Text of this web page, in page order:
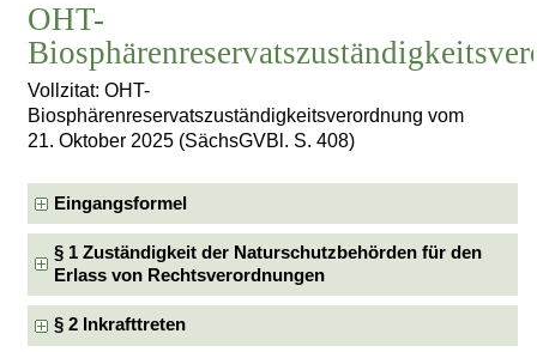
OHT-
Vollzitat: OHT-
Biosphärenreservatszuständigkeitsverordnung vom
21. Oktober 2025 (SächsGVBl. S. 408)
Eingangsformel
§ 1 Zuständigkeit der Naturschutzbehörden für den
Erlass von Rechtsverordnungen
§ 2 Inkrafttreten